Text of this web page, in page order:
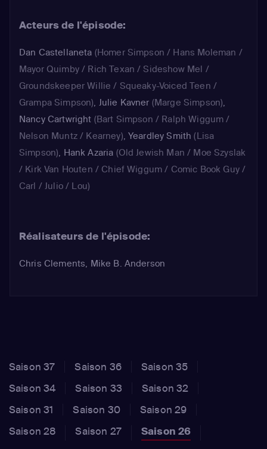
Acteurs de l'épisode:
Dan Castellaneta (Homer Simpson / Hans Moleman /
Mayor Quimby / Rich Texan / Sideshow Mel /
Groundskeeper Willie / Squeaky-Voiced Teen /
Grampa Simpson), Julie Kavner (Marge Simpson),
Nancy Cartwright (Bart Simpson / Ralph Wiggum /
Nelson Muntz / Kearney),Yeardley Smith (Lisa
Simpson), Hank Azaria (Old Jewish Man / Moe Szyslak
/ Kirk Van Houten / Chief Wiggum / Comic Book Guy /
Carl / Julio / Lou)
Réalisateurs de l'épisode:
Chris Clements, Mike B. Anderson
Saison 37 Saison 36
Saison 35
Saison 34
Saison 33
Saison 32
Saison 31
Saison 30
Saison 29
Saison 28
Saison 27
Saison 26